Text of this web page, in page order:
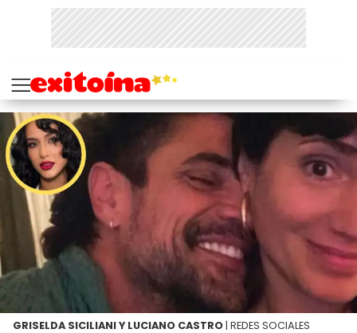
GRISELDA SICILIANI Y LUCIANO CASTRO | REDES SOCIALES